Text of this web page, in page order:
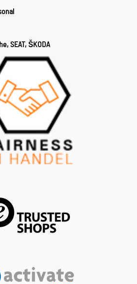
SEAT, ŠKODA